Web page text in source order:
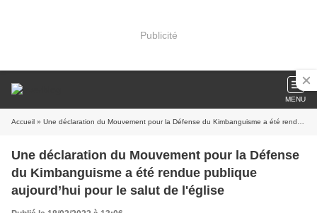
Publicité
MENU
Accueil » Une déclaration du Mouvement pour la Défense du Kimbanguisme a été rendue publique aujourd’hui pour le salut de l'église
Une déclaration du Mouvement pour la Défense
du Kimbanguisme a été rendue publique
aujourd’hui pour le salut de l'église